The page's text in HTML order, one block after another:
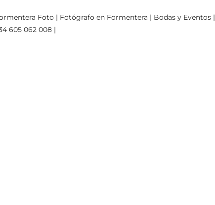
Foto | Fotógrafo en Formentera | Bodas y Eventos |
605 062 008 |